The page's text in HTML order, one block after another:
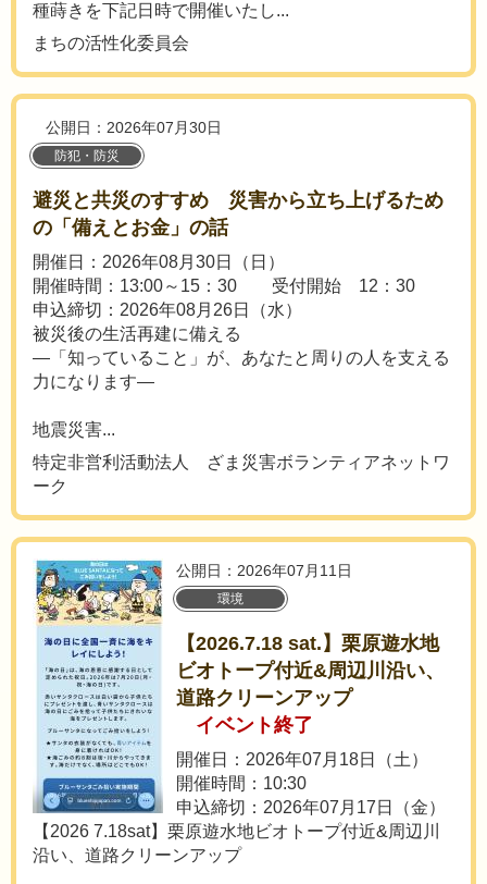
種蒔きを下記日時で開催いたし...
まちの活性化委員会
公開日：2026年07月30日
防犯・防災
避災と共災のすすめ 災害から立ち上げるため
の「備えとお金」の話
開催日：2026年08月30日（日）
開催時間：13:00～15：30 受付開始 12：30
申込締切：2026年08月26日（水）
被災後の生活再建に備える
―「知っていること」が、あなたと周りの人を支える
力になります―
地震災害...
特定非営利活動法人 ざま災害ボランティアネットワ
ーク
公開日：2026年07月11日
環境
【2026.7.18 sat.】栗原遊水地
ビオトープ付近&周辺川沿い、
道路クリーンアップ
イベント終了
開催日：2026年07月18日（土）
開催時間：10:30
申込締切：2026年07月17日（金）
【2026 7.18sat】栗原遊水地ビオトープ付近&周辺川
沿い、道路クリーンアップ